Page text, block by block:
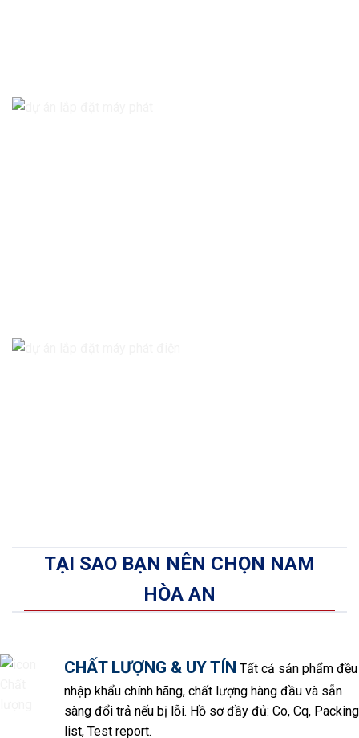
TẠI SAO BẠN NÊN CHỌN NAM
HÒA AN
CHẤT LƯỢNG & UY TÍN Tất cả sản phẩm đều
nhập khẩu chính hãng, chất lượng hàng đầu và sẵn
sàng đổi trả nếu bị lỗi. Hồ sơ đầy đủ: Co, Cq, Packing
list, Test report.